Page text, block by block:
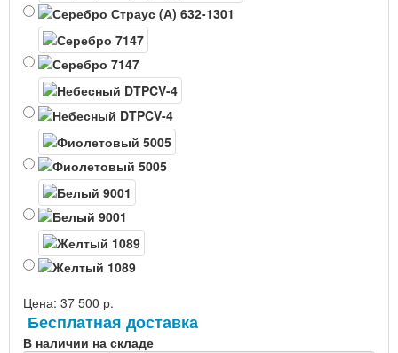
Цена: 37 500 р.
Бесплатная доставка
В наличии на складе